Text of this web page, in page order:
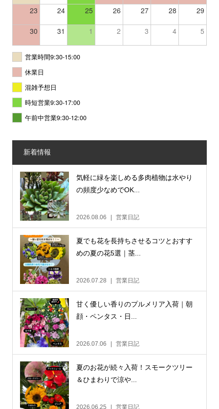
23 24 25 26 27 28 29
30 31 1 2 3 4 5
営業時間9:30-15:00
休業日
混雑予想日
時短営業9:30-17:00
午前中営業9:30-12:00
新着情報
気軽に緑を楽しめる多肉植物は水やり
の頻度少なめでOK...
2026.08.06 営業日記
夏でも花を長持ちさせるコツとおすす
めの夏の花5選｜茎...
2026.07.28 営業日記
甘く優しい香りのプルメリア入荷｜朝
顔・ペンタス・日...
2026.07.06 営業日記
夏のお花が続々入荷！スモークツリー
＆ひまわりで涼や...
2026.06.25 営業日記